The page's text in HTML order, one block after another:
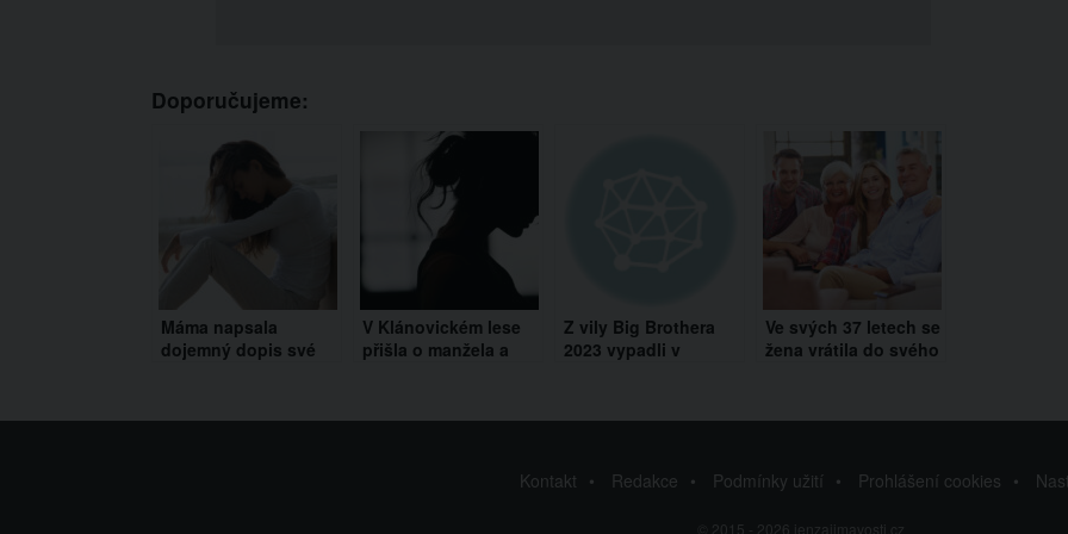
Doporučujeme:
Máma napsala
dojemný dopis své
samovolném potratu
V Klánovickém lese
přišla o manžela a
Z vily Big Brothera
2023 vypadli v
podezřelé
Ve svých 37 letech se
žena vrátila do svého
s rodiči?
Kontakt Redakce Podmínky užití Prohlášení cookies
© 2015 - 2026 jenzajimavosti.cz